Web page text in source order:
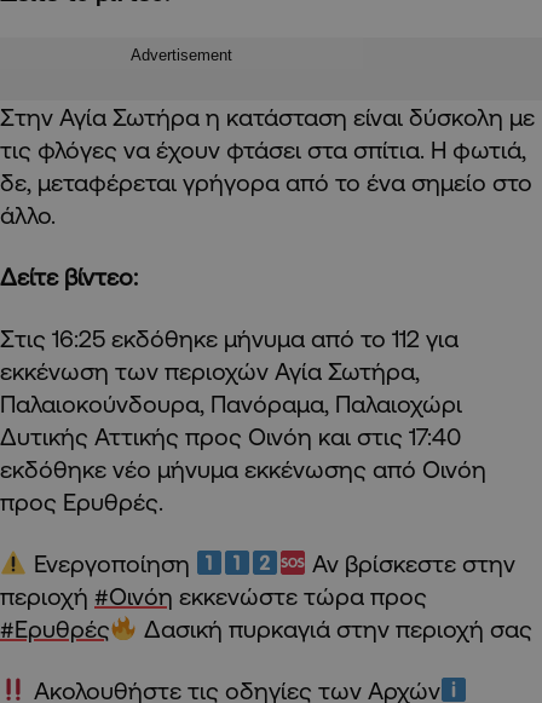
Advertisement
Στην Αγία Σωτήρα η κατάσταση είναι δύσκολη με
τις φλόγες να έχουν φτάσει στα σπίτια. Η φωτιά,
δε, μεταφέρεται γρήγορα από το ένα σημείο στο
άλλο.
Δείτε βίντεο:
Στις 16:25 εκδόθηκε μήνυμα από το 112 για
εκκένωση των περιοχών Αγία Σωτήρα,
Παλαιοκούνδουρα, Πανόραμα, Παλαιοχώρι
Δυτικής Αττικής προς Οινόη και στις 17:40
εκδόθηκε νέο μήνυμα εκκένωσης από Οινόη
προς Ερυθρές.
Ενεργοποίηση
Αν βρίσκεστε στην
περιοχή #Οινόη εκκενώστε τώρα προς
#Ερυθρές
Δασική πυρκαγιά στην περιοχή σας
Ακολουθήστε τις οδηγίες των Αρχών